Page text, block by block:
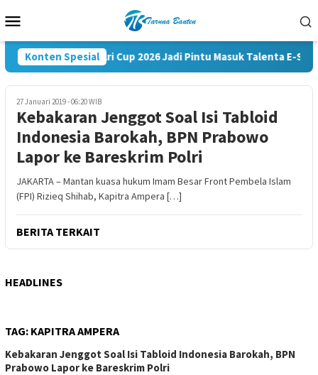
ke
Mobile
Konten SpesialKapolri Cup 2026 Jadi Pintu Masuk Talenta E-
27 Januari 2019 - 06:20 WIB
Kebakaran Jenggot Soal Isi Tabloid
Indonesia Barokah, BPN Prabowo
Lapor ke Bareskrim Polri
JAKARTA – Mantan kuasa hukum Imam Besar Front Pembela Islam
(FPI) Rizieq Shihab, Kapitra Ampera […]
BERITA TERKAIT
HEADLINES
TAG: KAPITRA AMPERA
Kebakaran Jenggot Soal Isi Tabloid Indonesia Barokah, BPN
Prabowo Lapor ke Bareskrim Polri